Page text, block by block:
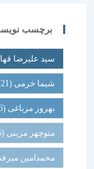
برچسب نویسندگان
سید علیرضا قهاری(168)
شیما خرمی(21)
بهروز مرباغی (16)
منوچهر مزینی(15)
محمدامین میرفندرسکی